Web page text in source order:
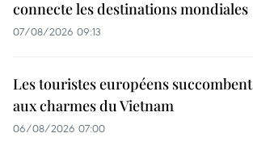
connecte les destinations mondiales
07/08/2026 09:13
Les touristes européens succombent
aux charmes du Vietnam
06/08/2026 07:00